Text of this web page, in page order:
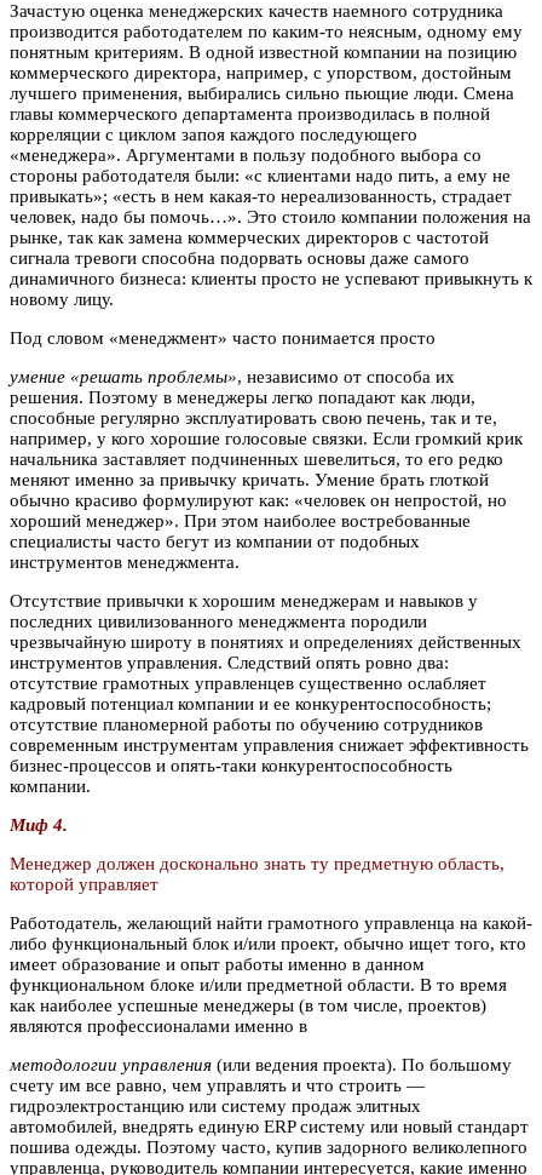
Зачастую оценка менеджерских качеств наемного сотрудника
производится работодателем по каким-то неясным, одному ему
понятным критериям. В одной известной компании на позицию
коммерческого директора, например, с упорством, достойным
лучшего применения, выбирались сильно пьющие люди. Смена
главы коммерческого департамента производилась в полной
корреляции с циклом запоя каждого последующего
«менеджера». Аргументами в пользу подобного выбора со
стороны работодателя были: «с клиентами надо пить, а ему не
привыкать»; «есть в нем какая-то нереализованность, страдает
человек, надо бы помочь…». Это стоило компании положения на
рынке, так как замена коммерческих директоров с частотой
сигнала тревоги способна подорвать основы даже самого
динамичного бизнеса: клиенты просто не успевают привыкнуть к
новому лицу.
Под словом «менеджмент» часто понимается просто
умение «решать проблемы», независимо от способа их
решения. Поэтому в менеджеры легко попадают как люди,
способные регулярно эксплуатировать свою печень, так и те,
например, у кого хорошие голосовые связки. Если громкий крик
начальника заставляет подчиненных шевелиться, то его редко
меняют именно за привычку кричать. Умение брать глоткой
обычно красиво формулируют как: «человек он непростой, но
хороший менеджер». При этом наиболее востребованные
специалисты часто бегут из компании от подобных
инструментов менеджмента.
Отсутствие привычки к хорошим менеджерам и навыков у
последних цивилизованного менеджмента породили
чрезвычайную широту в понятиях и определениях действенных
инструментов управления. Следствий опять ровно два:
отсутствие грамотных управленцев существенно ослабляет
кадровый потенциал компании и ее конкурентоспособность;
отсутствие планомерной работы по обучению сотрудников
современным инструментам управления снижает эффективность
бизнес-процессов и опять-таки конкурентоспособность
компании.
Миф 4.
Менеджер должен досконально знать ту предметную область,
которой управляет
Работодатель, желающий найти грамотного управленца на какой-
либо функциональный блок и/или проект, обычно ищет того, кто
имеет образование и опыт работы именно в данном
функциональном блоке и/или предметной области. В то время
как наиболее успешные менеджеры (в том числе, проектов)
являются профессионалами именно в
методологии управления (или ведения проекта). По большому
счету им все равно, чем управлять и что строить —
гидроэлектростанцию или систему продаж элитных
автомобилей, внедрять единую ERP систему или новый стандарт
пошива одежды. Поэтому часто, купив задорного великолепного
управленца, руководитель компании интересуется, какие именно